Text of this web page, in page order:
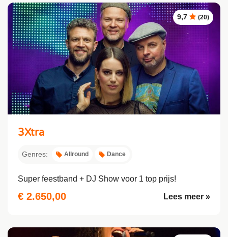
9,7 (20)
3Xtra
Genres: Allround Dance
Super feestband + DJ Show voor 1 top prijs!
€ 2.650,00 Lees meer »